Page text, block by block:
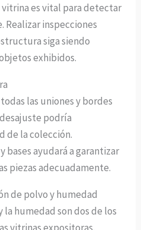
vitrina es vital para detectar
Realizar inspecciones
siga siendo
exhibidos.
las uniones y bordes
podría
de la colección.
bases ayudará a garantizar
piezas adecuadamente.
de polvo y humedad
humedad son dos de los